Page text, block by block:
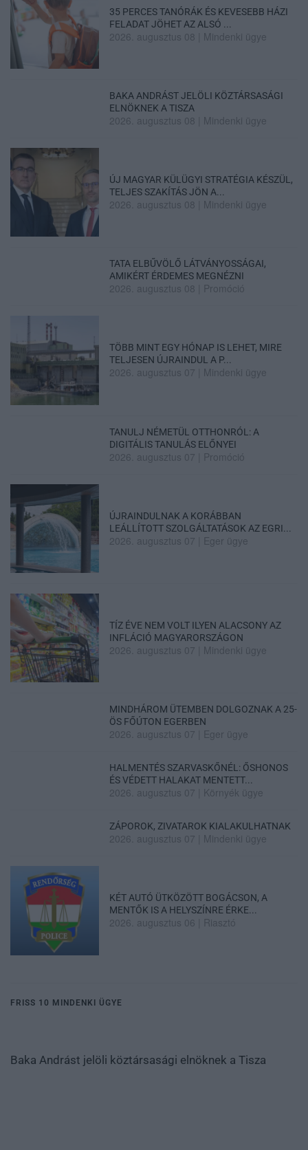
35 PERCES TANÓRÁK ÉS KEVESEBB HÁZI
FELADAT JÖHET AZ ALSÓ ...
2026. augusztus 08 Mindenki ügye
BAKA ANDRÁST JELÖLI KÖZTÁRSASÁGI
ELNÖKNEK A TISZA
2026. augusztus 08 Mindenki ügye
ÚJ MAGYAR KÜLÜGYI STRATÉGIA KÉSZÜL,
TELJES SZAKÍTÁS JÖN A...
2026. augusztus 08 Mindenki ügye
TATA ELBŰVÖLŐ LÁTVÁNYOSSÁGAI,
AMIKÉRT ÉRDEMES MEGNÉZNI
2026. augusztus 08 Promóció
TÖBB MINT EGY HÓNAP IS LEHET, MIRE
TELJESEN ÚJRAINDUL A P...
2026. augusztus 07 Mindenki ügye
TANULJ NÉMETÜL OTTHONRÓL: A
DIGITÁLIS TANULÁS ELŐNYEI
2026. augusztus 07 Promóció
ÚJRAINDULNAK A KORÁBBAN
LEÁLLÍTOTT SZOLGÁLTATÁSOK AZ EGRI...
2026. augusztus 07 Eger ügye
TÍZ ÉVE NEM VOLT ILYEN ALACSONY AZ
INFLÁCIÓ MAGYARORSZÁGON
2026. augusztus 07 Mindenki ügye
MINDHÁROM ÜTEMBEN DOLGOZNAK A 25-
ÖS FŐÚTON EGERBEN
2026. augusztus 07 Eger ügye
HALMENTÉS SZARVASKŐNÉL: ŐSHONOS
ÉS VÉDETT HALAKAT MENTETT...
2026. augusztus 07 Környék ügye
ZÁPOROK, ZIVATAROK KIALAKULHATNAK
2026. augusztus 07 Mindenki ügye
KÉT AUTÓ ÜTKÖZÖTT BOGÁCSON, A
MENTŐK IS A HELYSZÍNRE ÉRKE...
2026. augusztus 06 Riasztó
FRISS 10 MINDENKI ÜGYE
Baka Andrást jelöli köztársasági elnöknek a Tisza